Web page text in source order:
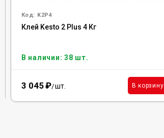
Код: K2P4
Клей Kesto 2 Plus 4 Кг
В наличии: 38 шт.
3 045₽/шт. В корзину